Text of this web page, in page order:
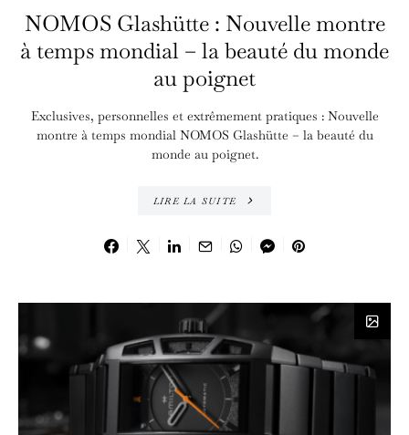
NOMOS Glashütte : Nouvelle montre
à temps mondial – la beauté du monde
au poignet
Exclusives, personnelles et extrêmement pratiques : Nouvelle
montre à temps mondial NOMOS Glashütte – la beauté du
monde au poignet.
LIRE LA SUITE